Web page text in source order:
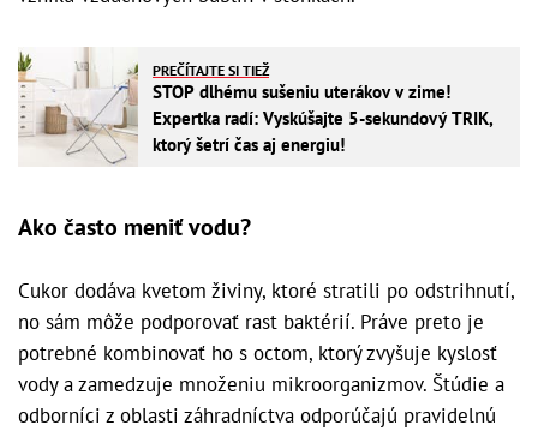
PREČÍTAJTE SI TIEŽ
STOP dlhému sušeniu uterákov v zime!
Expertka radí: Vyskúšajte 5-sekundový TRIK,
ktorý šetrí čas aj energiu!
Ako často meniť vodu?
Cukor dodáva kvetom živiny, ktoré stratili po odstrihnutí,
no sám môže podporovať rast baktérií. Práve preto je
potrebné kombinovať ho s octom, ktorý zvyšuje kyslosť
vody a zamedzuje množeniu mikroorganizmov. Štúdie a
odborníci z oblasti záhradníctva odporúčajú pravidelnú